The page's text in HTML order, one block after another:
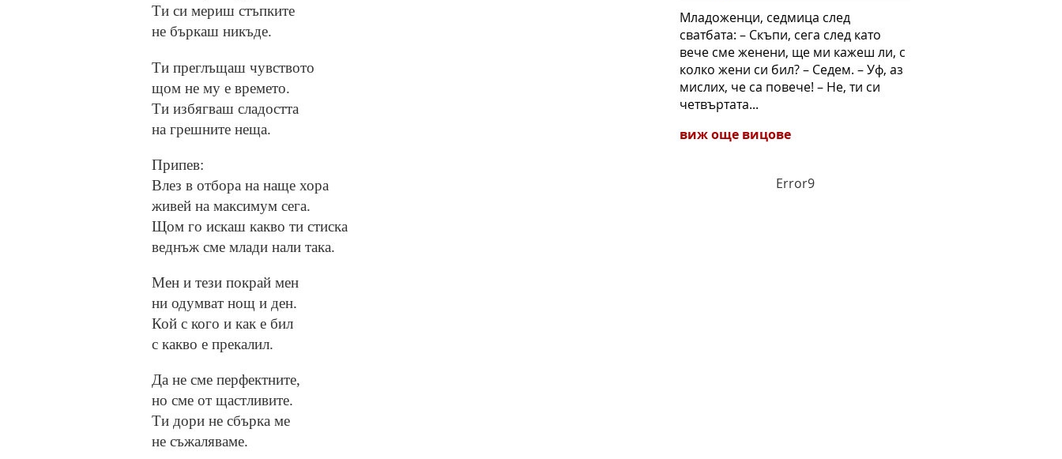
Ти си мериш стъпките
не бъркаш никъде.
Ти преглъщаш чувството
щом не му е времето.
Ти избягваш сладостта
на грешните неща.
Припев:
Влез в отбора на наще хора
живей на максимум сега.
Щом го искаш какво ти стиска
веднъж сме млади нали така.
Мен и тези покрай мен
ни одумват нощ и ден.
Кой с кого и как е бил
с какво е прекалил.
Да не сме перфектните,
но сме от щастливите.
Ти дори не сбърка ме
не съжаляваме.
Младоженци, седмица след
сватбата: – Скъпи, сега след като
вече сме женени, ще ми кажеш ли, с
колко жени си бил? – Седем. – Уф, аз
мислих, че са повече! – Не, ти си
четвъртата...
виж още вицове
Error9